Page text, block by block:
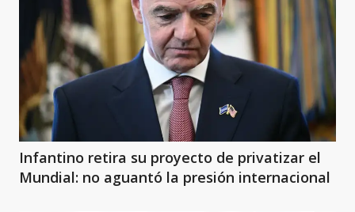
Infantino retira su proyecto de privatizar el
Mundial: no aguantó la presión internacional